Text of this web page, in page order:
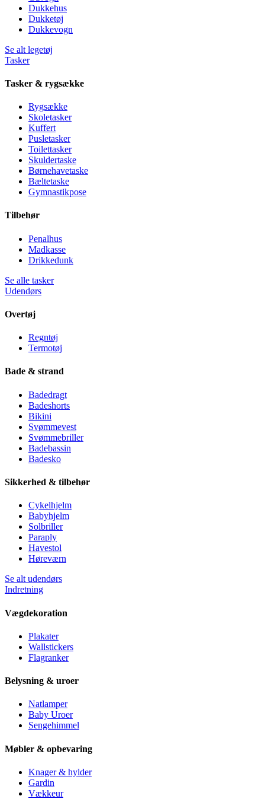
Dukkehus
Dukketøj
Dukkevogn
Se alt legetøj
Tasker
Tasker & rygsække
Rygsække
Skoletasker
Kuffert
Pusletasker
Toilettasker
Skuldertaske
Børnehavetaske
Bæltetaske
Gymnastikpose
Tilbehør
Penalhus
Madkasse
Drikkedunk
Se alle tasker
Udendørs
Overtøj
Regntøj
Termotøj
Bade & strand
Badedragt
Badeshorts
Bikini
Svømmevest
Svømmebriller
Badebassin
Badesko
Sikkerhed & tilbehør
Cykelhjelm
Babyhjelm
Solbriller
Paraply
Havestol
Høreværn
Se alt udendørs
Indretning
Vægdekoration
Plakater
Wallstickers
Flagranker
Belysning & uroer
Natlamper
Baby Uroer
Sengehimmel
Møbler & opbevaring
Knager & hylder
Gardin
Vækkeur